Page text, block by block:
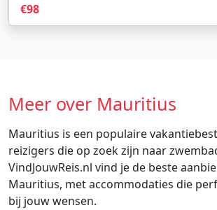
€98
Meer over Mauritius
Mauritius is een populaire
reizigers die op zoek zijn naar
VindJouwReis.nl vind je de beste
Mauritius, met accommodaties die
bij jouw wensen.